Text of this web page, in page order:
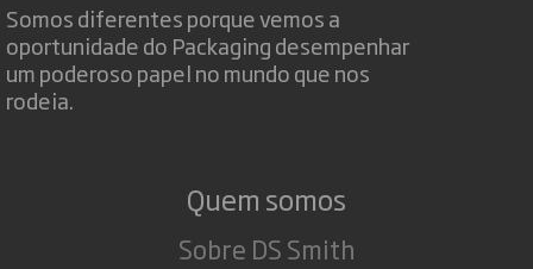
Somos diferentes porque vemos a
oportunidade do Packaging desempenhar
um poderoso papel no mundo que nos
rodeia.
Quem somos
Sobre DS Smith